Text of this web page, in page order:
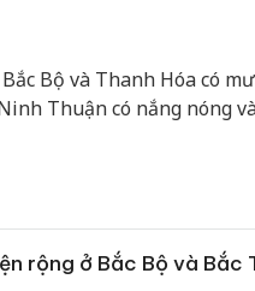
Bộ và Thanh Hóa có
Thuận có nắng nóng
rộng ở Bắc Bộ và Bắc